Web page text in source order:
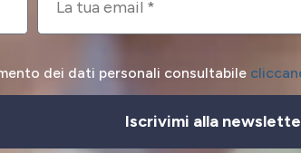
dei dati personali consultabile
Iscrivimi alla